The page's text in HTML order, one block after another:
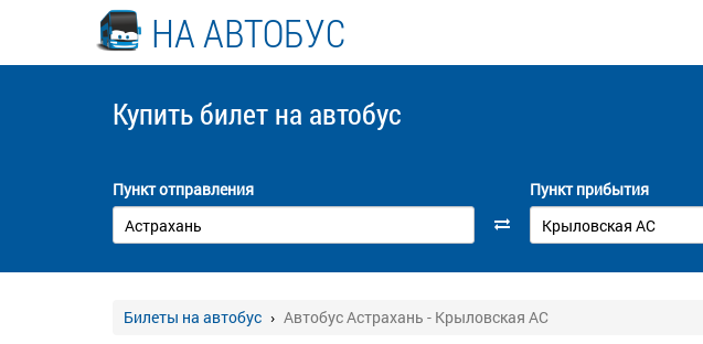
НА АВТОБУС
Купить билет на автобус
Пункт отправления Пункт прибытия
Билеты на автобус Автобус Астрахань - Крыловская АС